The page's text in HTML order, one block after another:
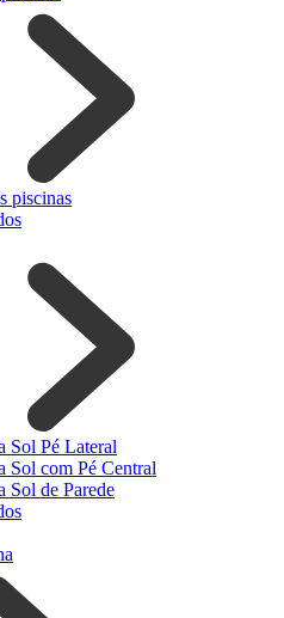
piscinas
Sol Pé Lateral
Sol com Pé Central
Sol de Parede